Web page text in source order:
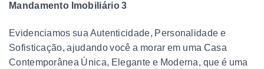
Mandamento Imobiliário 3
Evidenciamos sua Autenticidade, Personalidade e
Sofisticação, ajudando você a morar em uma Casa
Contemporânea Única, Elegante e Moderna, que é uma